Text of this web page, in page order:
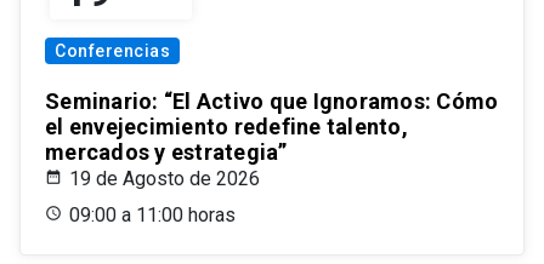
Conferencias
Seminario: “El Activo que Ignoramos: Cómo
el envejecimiento redefine talento,
mercados y estrategia”
19 de Agosto de 2026
09:00 a 11:00 horas